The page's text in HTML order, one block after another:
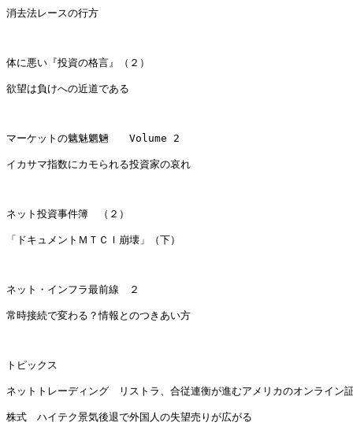
消去法レースの行方
体に悪い『投資の格言』（２）
欲望は負けへの近道である
マーケットの魑魅魍魎　　Volume 2
イカサマ指数にカモられる投資家の哀れ
ネット投資事件簿　（２）
「ドキュメントＭＴＣＩ崩壊」（下）
ネット・インフラ最前線　２
常時接続で変わる？情報とのつきあい方
トピックス
ネットトレーディング　リストラ、合従連衡が進むアメリカのオンライン
株式　ハイテク景気後退で外国人の失望売りが広がる